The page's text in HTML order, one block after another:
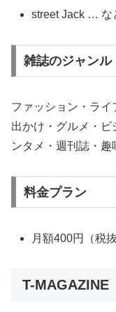
street Jack … な
雑誌のジャンル
ファッション・ラ
出かけ・グルメ・
ンタメ・週刊誌・趣
料金プラン
月額400円（税
T-MAGAZINE